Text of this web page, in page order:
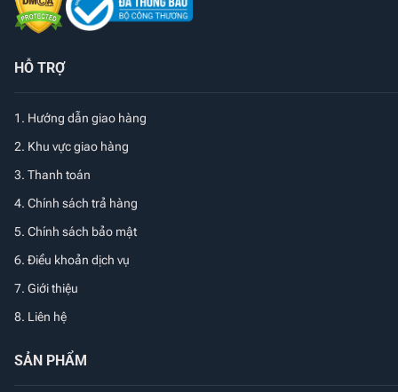
HỖ TRỢ
1. Hướng dẫn giao hàng
2. Khu vực giao hàng
3. Thanh toán
4. Chính sách trả hàng
5. Chính sách bảo mật
6. Điều khoản dịch vụ
7. Giới thiệu
8. Liên hệ
SẢN PHẨM